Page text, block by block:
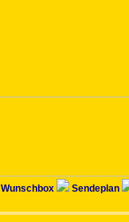
Wunschbox
Sendeplan